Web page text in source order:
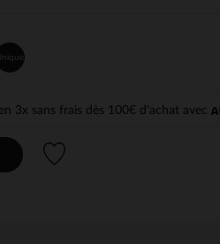
Unique
en 3x sans frais dès 100€ d'achat avec